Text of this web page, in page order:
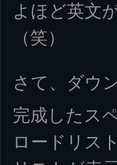
よほど英文
（笑）
さて、ダウ
完成したス
ロードリス